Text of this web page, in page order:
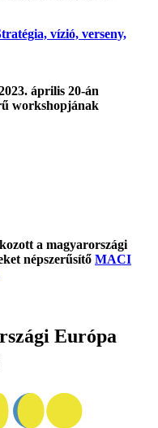
vízió, verseny,
április 20-án
workshopjának
a magyarországi
népszerűsítő MACI
Európa